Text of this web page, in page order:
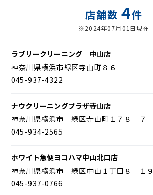
店舗数4件
※2024年07月01日現在
ラブリークリーニング 中山店
神奈川県横浜市緑区寺山町８６
045-937-4322
ナウクリーニングプラザ寺山店
神奈川県横浜市 緑区寺山町１７８－７
045-934-2565
ホワイト急便ヨコハマ中山北口店
神奈川県横浜市 緑区中山１丁目８－１９
045-937-0766